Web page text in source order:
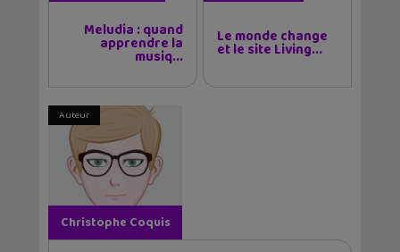
Meludia : quand
apprendre la
musiq...
Le monde change
et le site Living...
Auteur
Christophe Coquis